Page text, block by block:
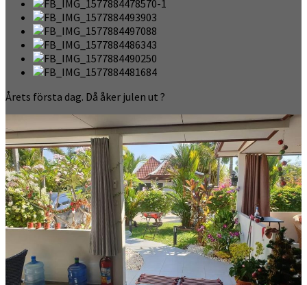
Årets första dag. Då åker julen ut ?